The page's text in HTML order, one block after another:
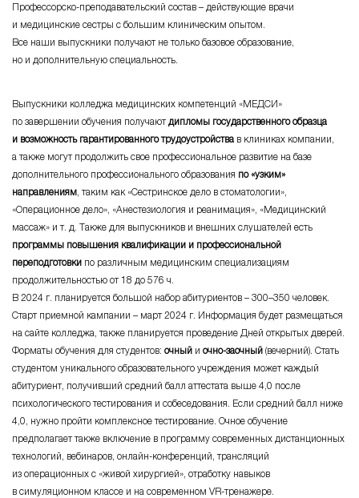
Профессорско-преподавательский состав – действующие врачи
и медицинские сестры с большим клиническим опытом.
Все наши выпускники получают не только базовое образование,
но и дополнительную специальность.
Выпускники колледжа медицинских компетенций «МЕДСИ»
по завершении обучения получаютдипломы государственного образца
и возможность гарантированного трудоустройства в клиниках компании,
а также могут продолжить свое профессиональное развитие на базе
дополнительного профессионального образования по «узким»
направлениям, таким как «Сестринское дело в стоматологии»,
«Операционное дело», «Анестезиология и реанимация», «Медицинский
массаж» и т. д. Также для выпускников и внешних слушателей есть
программы повышения квалификации и профессиональной
переподготовки по различным медицинским специализациям
продолжительностью от 18 до 576 ч.
В 2024 г. планируется большой набор абитуриентов – 300–350 человек.
Старт приемной кампании – март 2024 г. Информация будет размещаться
на сайте колледжа, также планируется проведение Дней открытых дверей.
Форматы обучения для студентов: очный и очно-заочный (вечерний). Стать
студентом уникального образовательного учреждения может каждый
абитуриент, получивший средний балл аттестата выше 4,0 после
психологического тестирования и собеседования. Если средний балл ниже
4,0, нужно пройти комплексное тестирование. Очное обучение
предполагает также включение в программу современных дистанционных
технологий, вебинаров, онлайн-конференций, трансляций
из операционных с «живой хирургией», отработку навыков
в симуляционном классе и на современном VR-тренажере.